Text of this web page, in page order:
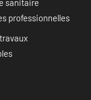
sanitaire
professionnelles